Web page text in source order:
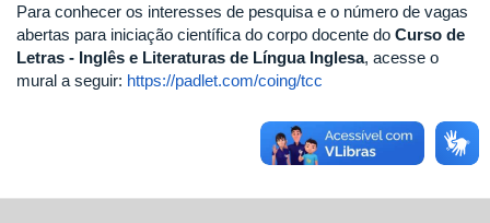
Para conhecer os interesses de pesquisa e o número de vagas
abertas para iniciação científica do corpo docente do Curso de
Letras - Inglês e Literaturas de Língua Inglesa, acesse o
mural a seguir: https://padlet.com/coing/tcc